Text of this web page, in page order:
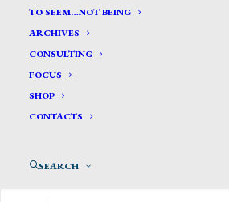
TO SEEM…NOT BEING
ARCHIVES
CONSULTING
FOCUS
SHOP
CONTACTS
SEARCH
Zoffoli Andrea